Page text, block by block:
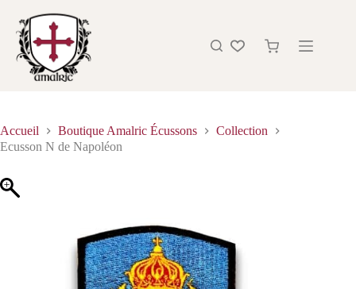
Accueil Boutique Amalric Écussons
Collection
Ecusson N de Napoléon